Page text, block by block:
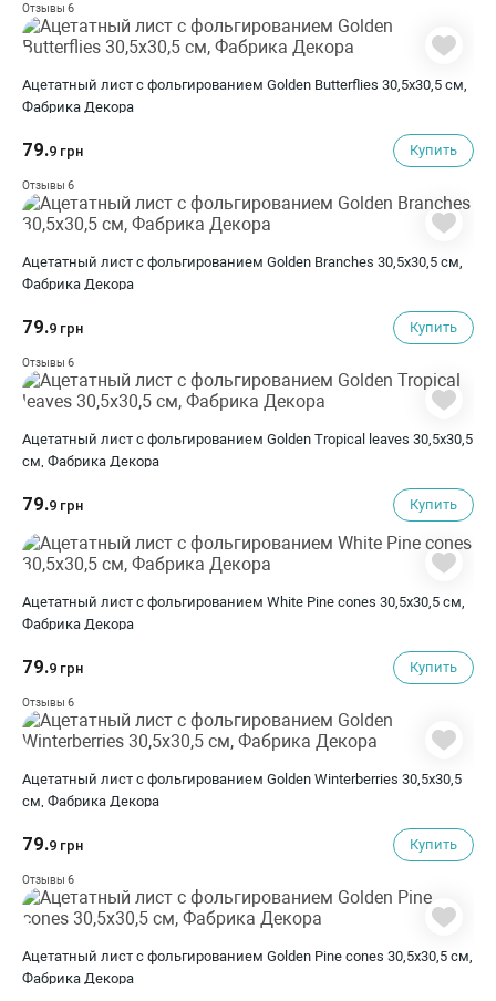
Отзывы 6
Ацетатный лист с фольгированием Golden Butterflies 30,5х30,5 см,
Фабрика Декора
79.9 грн Купить
Отзывы 6
Ацетатный лист с фольгированием Golden Branches 30,5х30,5 см,
Фабрика Декора
79.9 грн Купить
Отзывы 6
Ацетатный лист с фольгированием Golden Tropical leaves 30,5х30,5
см, Фабрика Декора
79.9 грн Купить
Ацетатный лист с фольгированием White Pine cones 30,5х30,5 см,
Фабрика Декора
79.9 грн Купить
Отзывы 6
Ацетатный лист с фольгированием Golden Winterberries 30,5х30,5
см, Фабрика Декора
79.9 грн Купить
Отзывы 6
Ацетатный лист с фольгированием Golden Pine cones 30,5х30,5 см,
Фабрика Декора